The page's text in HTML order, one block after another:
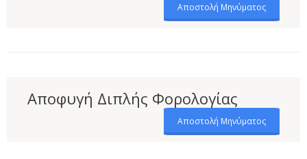
Αποστολή Μηνύματος
Αποφυγή Διπλής Φορολογίας
Αποστολή Μηνύματος